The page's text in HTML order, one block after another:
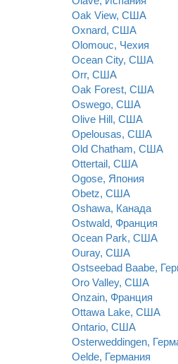
Oak View, США
Oxnard, США
Olomouc, Чехия
Ocean City, США
Orr, США
Oak Forest, США
Oswego, США
Olive Hill, США
Opelousas, США
Old Chatham, США
Ottertail, США
Ogose, Япония
Obetz, США
Oshawa, Канада
Ostwald, Франция
Ocean Park, США
Ouray, США
Ostseebad Baabe,
Oro Valley, США
Onzain, Франция
Ottawa Lake, США
Ontario, США
Osterweddingen,
Oelde, Германия